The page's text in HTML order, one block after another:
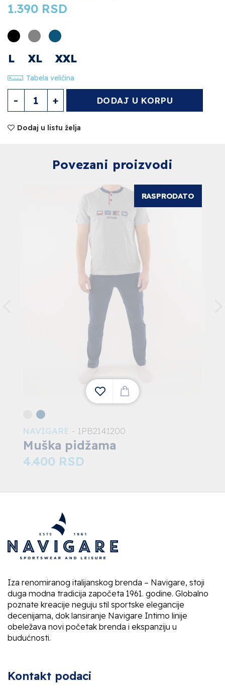
1.390 RSD
L XL XXL
Tabela veličina
DODAJ U KORPU
Dodaj u listu želja
Povezani proizvodi
RASPRODATO
1
NAVIGARE - 1PB2141200
Muška pidžama
4.400 RSD
Iza renomiranog italijanskog brenda – Navigare, stoji
duga modna tradicija započeta 1961. godine. Globalno
poznate kreacije neguju stil sportske elegancije
decenijama, dok lansiranje Navigare Intimo linije
obeležava novi početak brenda i ekspanziju u
budućnosti.
Kontakt podaci